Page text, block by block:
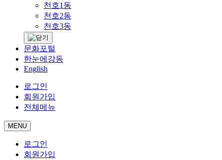
천호1동
천호2동
천호3동
문화포털
한눈에강동
English
로그인
회원가입
전체메뉴
MENU
로그인
회원가입